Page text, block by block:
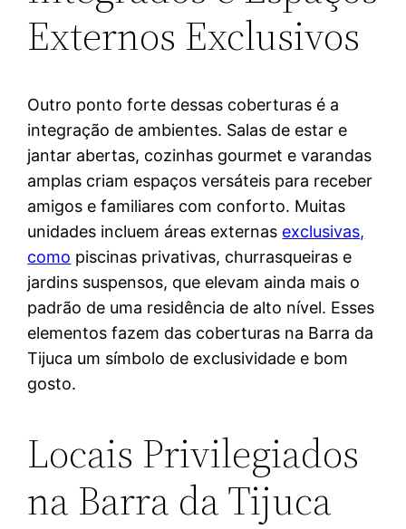
Externos Exclusivos
Outro ponto forte dessas coberturas é a
integração de ambientes. Salas de estar e
jantar abertas, cozinhas gourmet e varandas
amplas criam espaços versáteis para receber
amigos e familiares com conforto. Muitas
unidades incluem áreas externas exclusivas,
como piscinas privativas, churrasqueiras e
jardins suspensos, que elevam ainda mais o
padrão de uma residência de alto nível. Esses
elementos fazem das coberturas na Barra da
Tijuca um símbolo de exclusividade e bom
gosto.
Locais Privilegiados
na Barra da Tijuca